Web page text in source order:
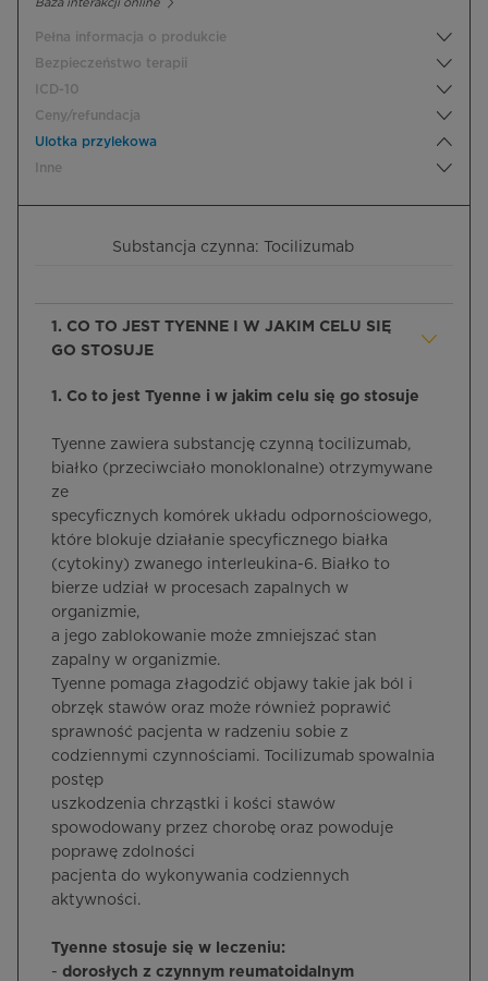
Baza interakcji online
Pełna informacja o produkcie
Bezpieczeństwo terapii
ICD-10
Ceny/refundacja
Ulotka przylekowa
Inne
Substancja czynna: Tocilizumab
1. CO TO JEST TYENNE I W JAKIM CELU SIĘ
GO STOSUJE
1. Co to jest Tyenne i w jakim celu się go stosuje
Tyenne zawiera substancję czynną tocilizumab,
białko (przeciwciało monoklonalne) otrzymywane
ze
specyficznych komórek układu odpornościowego,
które blokuje działanie specyficznego białka
(cytokiny) zwanego interleukina-6. Białko to
bierze udział w procesach zapalnych w
organizmie,
a jego zablokowanie może zmniejszać stan
zapalny w organizmie.
Tyenne pomaga złagodzić objawy takie jak ból i
obrzęk stawów oraz może również poprawić
sprawność pacjenta w radzeniu sobie z
codziennymi czynnościami. Tocilizumab spowalnia
postęp
uszkodzenia chrząstki i kości stawów
spowodowany przez chorobę oraz powoduje
poprawę zdolności
pacjenta do wykonywania codziennych
aktywności.
Tyenne stosuje się w leczeniu:
- dorosłych z czynnym reumatoidalnym